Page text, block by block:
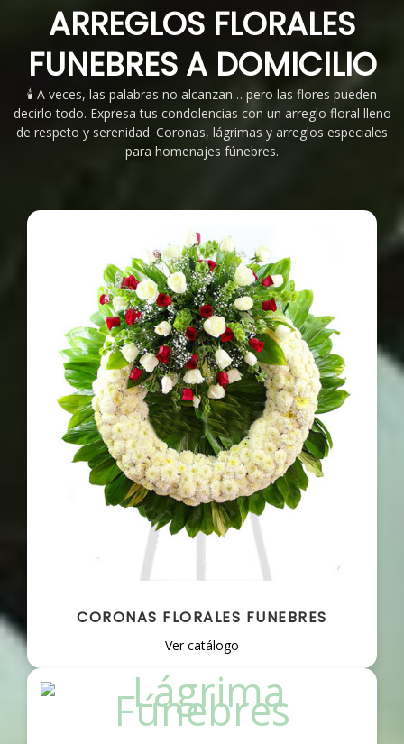
ARREGLOS FLORALES
FUNEBRES A DOMICILIO
🕯️ A veces, las palabras no alcanzan… pero las flores pueden
decirlo todo. Expresa tus condolencias con un arreglo floral lleno
de respeto y serenidad. Coronas, lágrimas y arreglos especiales
para homenajes fúnebres.
CORONAS FLORALES FUNEBRES
Ver catálogo